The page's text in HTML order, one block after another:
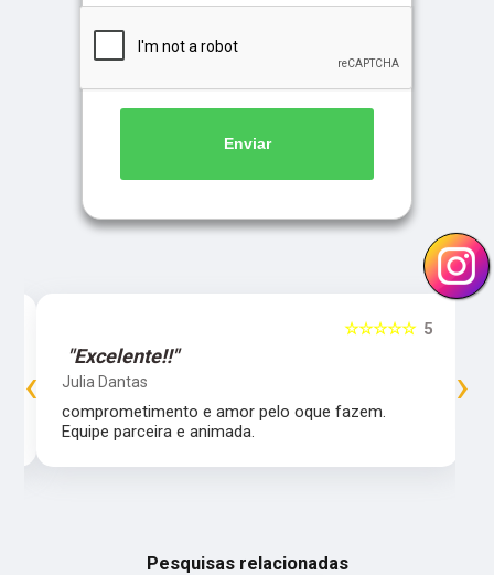
Enviar
5
☆☆☆☆☆
"Excelente!!"
Julia Dantas
comprometimento e amor pelo oque fazem.
Equipe parceira e animada.
‹ ›
Pesquisas relacionadas